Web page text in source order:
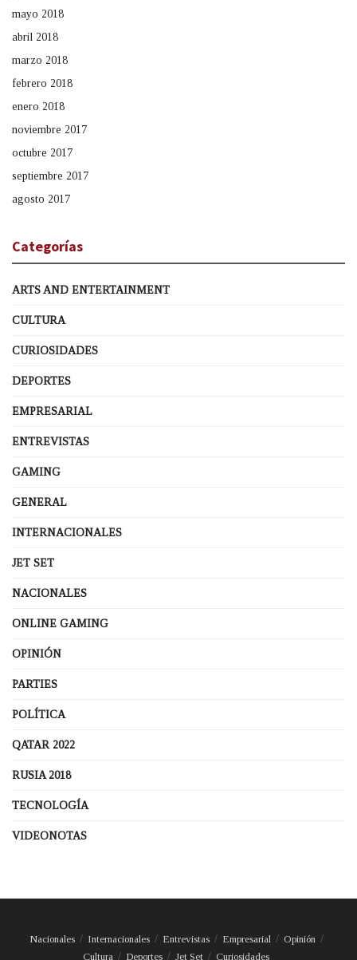
mayo 2018
abril 2018
marzo 2018
febrero 2018
enero 2018
noviembre 2017
octubre 2017
septiembre 2017
agosto 2017
Categorías
ARTS AND ENTERTAINMENT
CULTURA
CURIOSIDADES
DEPORTES
EMPRESARIAL
ENTREVISTAS
GAMING
GENERAL
INTERNACIONALES
JET SET
NACIONALES
ONLINE GAMING
OPINIÓN
PARTIES
POLÍTICA
QATAR 2022
RUSIA 2018
TECNOLOGÍA
VIDEONOTAS
Nacionales Internacionales Entrevistas Empresarial
Opinión
Cultura
Deportes Jet Set Curiosidades